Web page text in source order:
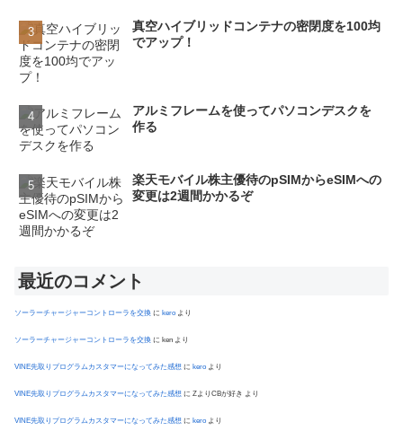
真空ハイブリッドコンテナの密閉度を100均
でアップ！
アルミフレームを使ってパソコンデスクを
作る
楽天モバイル株主優待のpSIMからeSIMへの
変更は2週間かかるぞ
最近のコメント
ソーラーチャージャーコントローラを交換 に kero より
ソーラーチャージャーコントローラを交換 に ken より
VINE先取りプログラムカスタマーになってみた感想 に kero より
VINE先取りプログラムカスタマーになってみた感想 に ZよりCBが好き より
VINE先取りプログラムカスタマーになってみた感想 に kero より